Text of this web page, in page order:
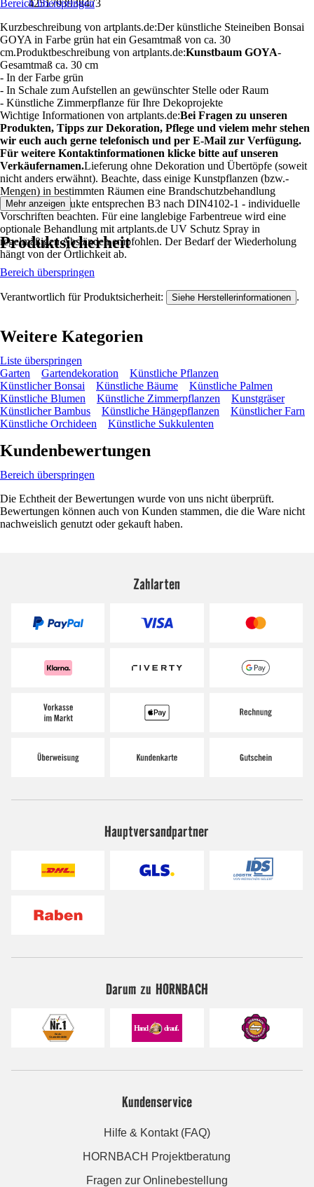
4251703938473
Bereich überspringen
Kurzbeschreibung von artplants.de:Der künstliche Steineiben Bonsai
GOYA in Farbe grün hat ein Gesamtmaß von ca. 30
cm.Produktbeschreibung von artplants.de:Kunstbaum GOYA-
Gesamtmaß ca. 30 cm
- In der Farbe grün
- In Schale zum Aufstellen an gewünschter Stelle oder Raum
- Künstliche Zimmerpflanze für Ihre Dekoprojekte
Wichtige Informationen von artplants.de:Bei Fragen zu unseren
Produkten, Tipps zur Dekoration, Pflege und vielem mehr stehen
wir euch auch gerne telefonisch und per E-Mail zur Verfügung.
Für weitere Kontaktinformationen klicke bitte auf unseren
Verkäufernamen.Lieferung ohne Dekoration und Übertöpfe (soweit
nicht anders erwähnt). Beachte, dass einige Kunstpflanzen (bzw.-
Mengen) in bestimmten Räumen eine Brandschutzbehandlung
benötigen. Produkte entsprechen B3 nach DIN4102-1 - individuelle
Vorschriften beachten. Für eine langlebige Farbentreue wird eine
optionale Behandlung mit artplants.de UV Schutz Spray in
regelmäßigen Abständen empfohlen. Der Bedarf der Wiederholung
hängt von der Örtlichkeit ab.
Mehr anzeigen
Produktsicherheit
Bereich überspringen
Verantwortlich für Produktsicherheit: Siehe Herstellerinformationen .
Weitere Kategorien
Liste überspringen
Garten
Gartendekoration
Künstliche Pflanzen
Künstlicher Bonsai
Künstliche Bäume
Künstliche Palmen
Künstliche Blumen
Künstliche Zimmerpflanzen
Kunstgräser
Künstlicher Bambus
Künstliche Hängepflanzen
Künstlicher Farn
Künstliche Orchideen
Künstliche Sukkulenten
Kundenbewertungen
Bereich überspringen
Die Echtheit der Bewertungen wurde von uns nicht überprüft.
Bewertungen können auch von Kunden stammen, die die Ware nicht
nachweislich genutzt oder gekauft haben.
Zahlarten
Hauptversandpartner
Darum zu HORNBACH
Kundenservice
Hilfe & Kontakt (FAQ)
HORNBACH Projektberatung
Fragen zur Onlinebestellung